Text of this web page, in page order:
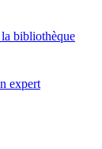
bibliothèque
expert